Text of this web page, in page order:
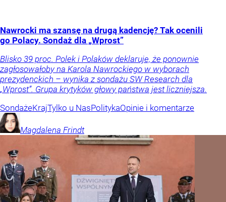
Nawrocki ma szansę na drugą kadencję? Tak ocenili
go Polacy. Sondaż dla „Wprost”
Blisko 39 proc. Polek i Polaków deklaruje, że ponownie
zagłosowałoby na Karola Nawrockiego w wyborach
prezydenckich – wynika z sondażu SW Research dla
„Wprost”. Grupa krytyków głowy państwa jest liczniejsza.
SondażeKrajTylko u NasPolitykaOpinie i komentarze
Magdalena Frindt